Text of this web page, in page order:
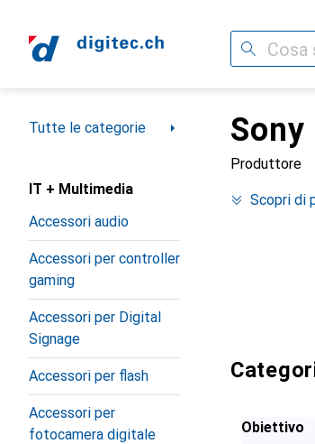
Cerca
Categoria Navigazione
Tutte le categorie
IT + Multimedia
Accessori audio
Accessori per controller
gaming
Accessori per Digital
Signage
Accessori per flash
Accessori per
fotocamera digitale
Sony
Produttore
Scopri di
Obiettivo